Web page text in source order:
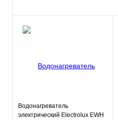
Водонагреватель
электрический Electrolux EWH